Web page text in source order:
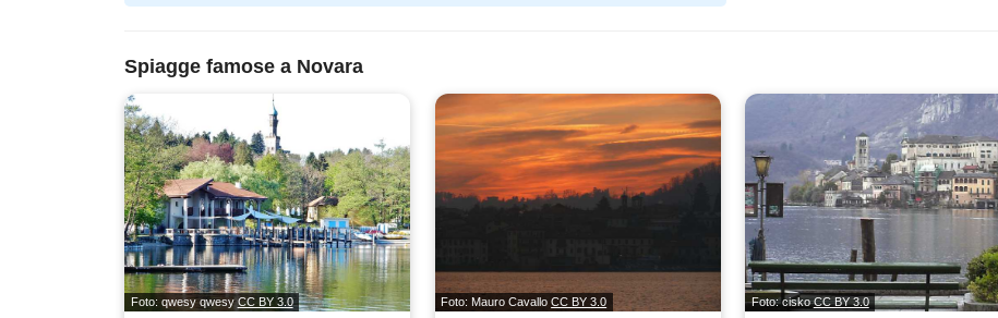
Spiagge famose a Novara
Foto: qwesy qwesyCC BY 3.0 Foto: Mauro CavalloCC BY 3.0 Foto: ciskoCC BY 3.0